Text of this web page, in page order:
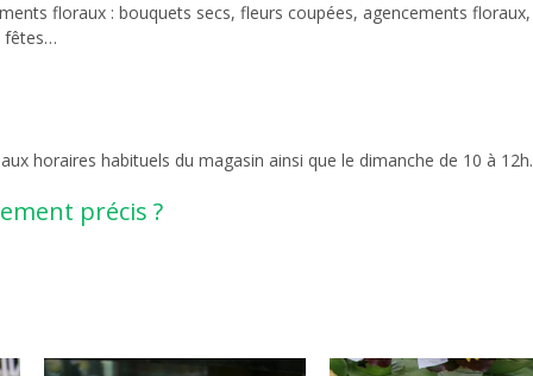
floraux : bouquets secs, fleurs coupées, agencements floraux,
fêtes…
horaires habituels du magasin ainsi que le dimanche de 10 à 12h.
précis ?